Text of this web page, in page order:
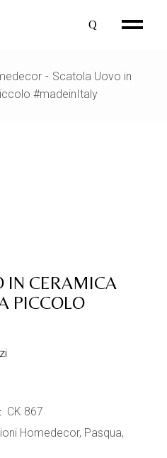
Scatola Uovo in
#madeinItaly
IN CERAMICA
PICCOLO
CK 867
Homedecor, Pasqua,